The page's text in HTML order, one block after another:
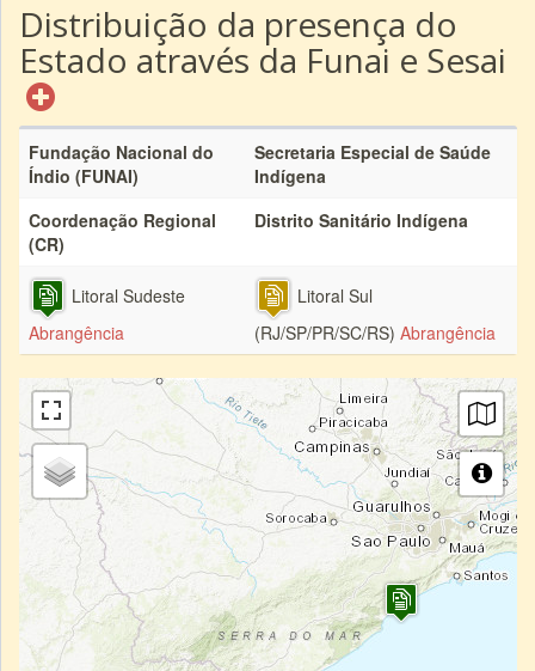
Distribuição da presença do
Estado através da Funai e Sesai
Fundação Nacional do
Índio (FUNAI)
Secretaria Especial de Saúde
Indígena
Coordenação Regional
(CR)
Distrito Sanitário Indígena
Litoral Sudeste
Abrangência
Litoral Sul
(RJ/SP/PR/SC/RS) Abrangência